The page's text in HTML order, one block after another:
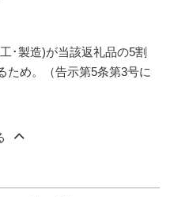
･製造)が当該返礼品の5割
ため。（告示第5条第3号に